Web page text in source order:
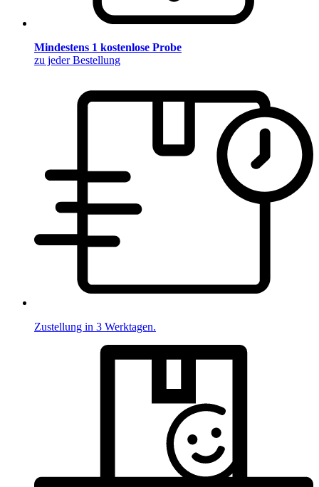
Mindestens 1 kostenlose Probe
zu jeder Bestellung
Zustellung in 3 Werktagen.